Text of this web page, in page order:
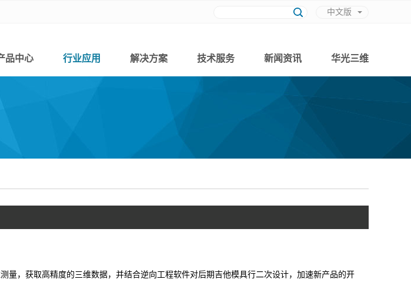
中文版
品中心 行业应用 解决方案 技术服务 新闻资讯 华光三维
，获取高精度的三维数据，并结合逆向工程软件对后期吉他模具行二次设计，加速新产品的开